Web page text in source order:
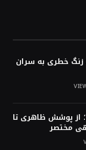
زنگ خطری به سران
از پوشش ظاهری تا
مختصر